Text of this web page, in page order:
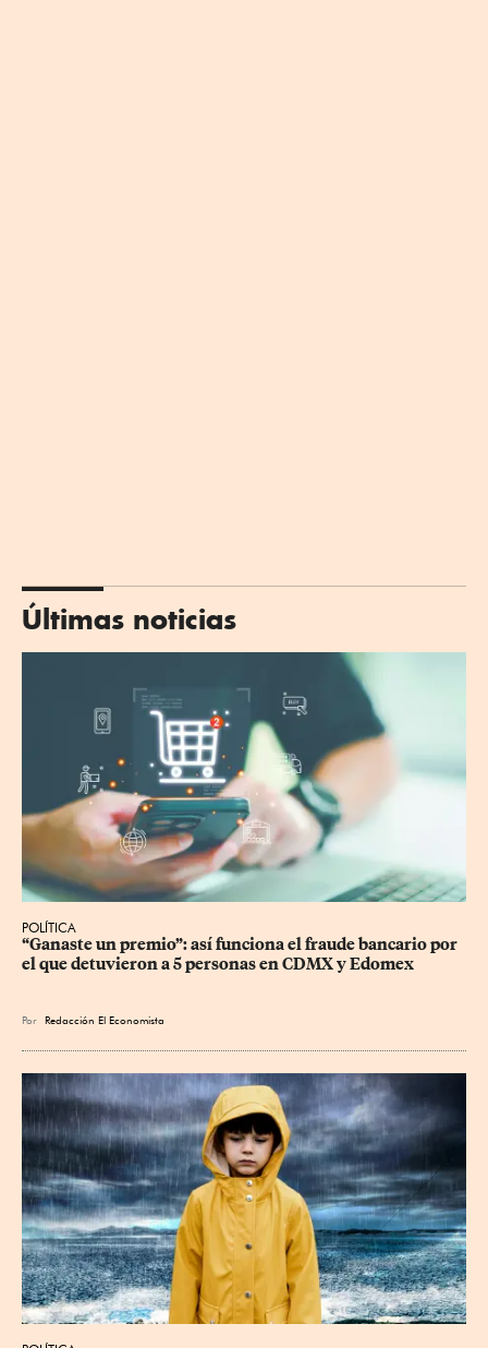
Últimas noticias
POLÍTICA
“Ganaste un premio”: así funciona el fraude bancario por
el que detuvieron a 5 personas en CDMX y Edomex
Por Redacción El Economista